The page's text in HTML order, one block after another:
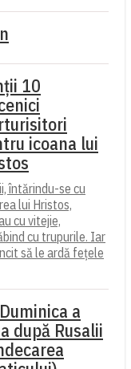
10
icoana lui
întărindu-se cu
lui Hristos,
cu vitejie,
cu trupurile. Iar
să le ardă fețele
a
după Rusalii